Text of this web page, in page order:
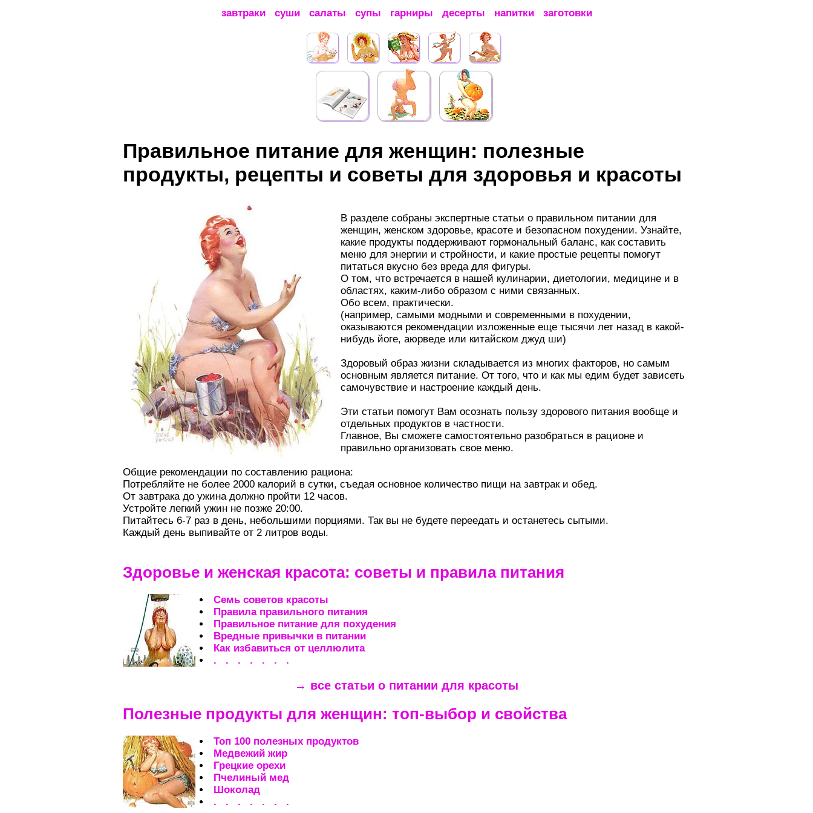
завтраки суши салаты супы гарниры десерты напитки заготовки
Правильное питание для женщин: полезные
продукты, рецепты и советы для здоровья и красоты
В разделе собраны экспертные статьи о правильном питании для
женщин, женском здоровье, красоте и безопасном похудении. Узнайте,
какие продукты поддерживают гормональный баланс, как составить
меню для энергии и стройности, и какие простые рецепты помогут
питаться вкусно без вреда для фигуры.
О том, что встречается в нашей кулинарии, диетологии, медицине и в
областях, каким-либо образом с ними связанных.
Обо всем, практически.
(например, самыми модными и современными в похудении,
оказываются рекомендации изложенные еще тысячи лет назад в какой-
нибудь йоге, аюрведе или китайском джуд ши)
Здоровый образ жизни складывается из многих факторов, но самым
основным является питание. От того, что и как мы едим будет зависеть
самочувствие и настроение каждый день.
Эти статьи помогут Вам осознать пользу здорового питания вообще и
отдельных продуктов в частности.
Главное, Вы сможете самостоятельно разобраться в рационе и
правильно организовать свое меню.
Общие рекомендации по составлению рациона:
Потребляйте не более 2000 калорий в сутки, съедая основное количество пищи на завтрак и обед.
От завтрака до ужина должно пройти 12 часов.
Устройте легкий ужин не позже 20:00.
Питайтесь 6-7 раз в день, небольшими порциями. Так вы не будете переедать и останетесь сытыми.
Каждый день выпивайте от 2 литров воды.
Здоровье и женская красота: советы и правила питания
Семь советов красоты
Правила правильного питания
Правильное питание для похудения
Вредные привычки в питании
Как избавиться от целлюлита
. . . . . . .
→ все статьи о питании для красоты
Полезные продукты для женщин: топ-выбор и свойства
Топ 100 полезных продуктов
Медвежий жир
Грецкие орехи
Пчелиный мед
Шоколад
. . . . . . .